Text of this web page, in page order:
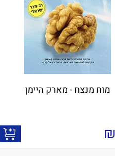
מוח מנצח - מארק היימן
₪